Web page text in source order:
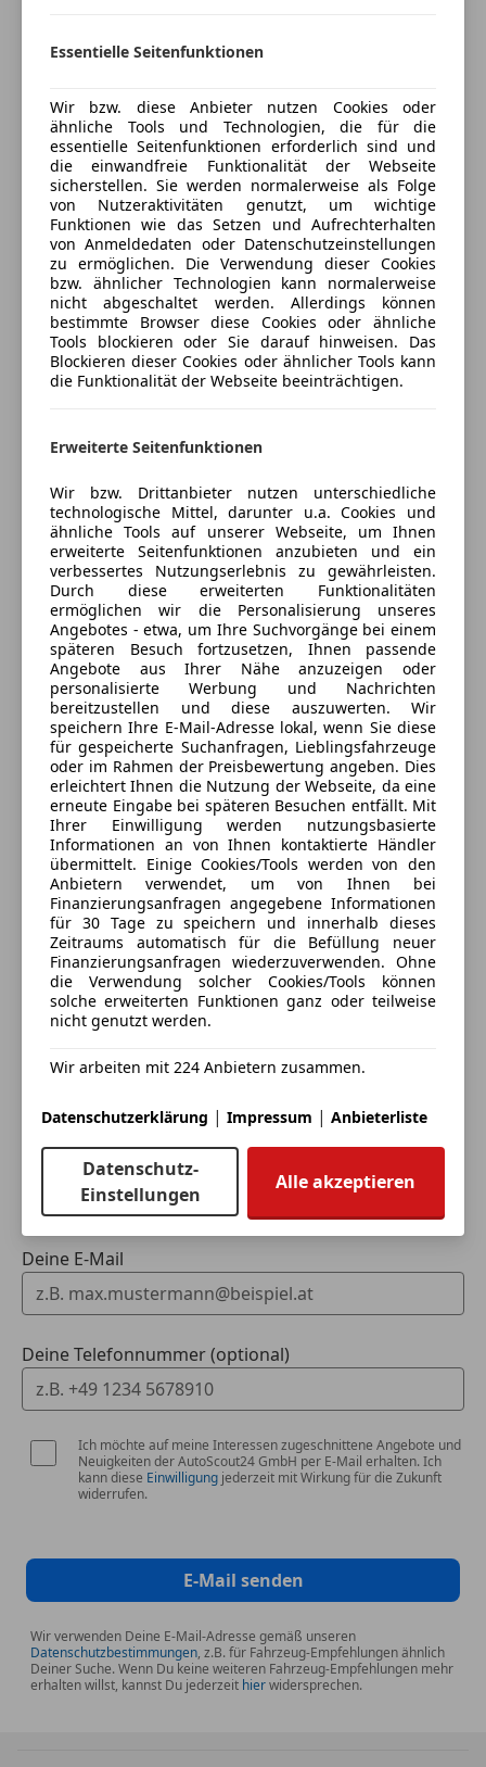
Freisprecheinrichtung
Radio
Soundsystem
USB
W-Lan / Wifi Hotspot
Sicherheit
ABS
Abstandswarner
Airbag hinten
Alarmanlage
Beifahrerairbag
Geschwindigkeits-begrenzungsanlage
Kopfairbag
LED-Scheinwerfer
LED-Tagfahrlicht
Müdigkeitswarnsystem
Nebelscheinwerfer
Notbremsassistent
Notrufsystem
Reifendruckkontrollsystem
Seitenairbag
Servolenkung
Spurhalteassistent
Verkehrszeichenerkennung
Zentralverriegelung
Zentralverriegelung mit Funkfernbedienung
Extras
Alufelgen (17")
Ambientebeleuchtung
Elektronische Parkbremse
Innenspiegel automatisch abblendend
Sommerreifen
Touchscreen
Preis: Verhandlungsbasis (VHB)
Privatverkauf – keine Gewährleistung oder Garantie.
Mehr anzeigen
Preisbewertung
Mehr anzeigen
Versicherung
Kfz-Versicherung
Versicherungsschutz an Ihre Bedürfnisse
anpassen
Auto einfach online versichern & Rabatt holen
Jetzt berechnen
Verkäufer Privat
5431 Kuchl, AT
Anbieter kontaktieren
Deine Nachricht
3 ähnliche Fahrzeuge gefunden
Fahrzeuge mich zu kontaktieren.
Dein Name
Deine E-Mail
Deine Telefonnummer (optional)
Ich möchte auf meine Interessen zugeschnittene Angebote und
Neuigkeiten der AutoScout24 GmbH per E-Mail erhalten. Ich
kann diese Einwilligung jederzeit mit Wirkung für die Zukunft
widerrufen.
E-Mail senden
Wir verwenden Deine E-Mail-Adresse gemäß unseren
Datenschutzbestimmungen, z.B. für Fahrzeug-Empfehlungen ähnlich
Deiner Suche. Wenn Du keine weiteren Fahrzeug-Empfehlungen mehr
erhalten willst, kannst Du jederzeit hierwidersprechen.
Essentielle Seitenfunktionen
Wir bzw. diese Anbieter nutzen Cookies oder
ähnliche Tools und Technologien, die für die
essentielle Seitenfunktionen erforderlich sind und
die einwandfreie Funktionalität der Webseite
sicherstellen. Sie werden normalerweise als Folge
von Nutzeraktivitäten genutzt, um wichtige
Funktionen wie das Setzen und Aufrechterhalten
von Anmeldedaten oder Datenschutzeinstellungen
zu ermöglichen. Die Verwendung dieser Cookies
bzw. ähnlicher Technologien kann normalerweise
nicht abgeschaltet werden. Allerdings können
bestimmte Browser diese Cookies oder ähnliche
Tools blockieren oder Sie darauf hinweisen. Das
Blockieren dieser Cookies oder ähnlicher Tools kann
die Funktionalität der Webseite beeinträchtigen.
Erweiterte Seitenfunktionen
Wir bzw. Drittanbieter nutzen unterschiedliche
technologische Mittel, darunter u.a. Cookies und
ähnliche Tools auf unserer Webseite, um Ihnen
erweiterte Seitenfunktionen anzubieten und ein
verbessertes Nutzungserlebnis zu gewährleisten.
Durch diese erweiterten Funktionalitäten
ermöglichen wir die Personalisierung unseres
Angebotes - etwa, um Ihre Suchvorgänge bei einem
späteren Besuch fortzusetzen, Ihnen passende
Angebote aus Ihrer Nähe anzuzeigen oder
personalisierte Werbung und Nachrichten
bereitzustellen und diese auszuwerten. Wir
speichern Ihre E-Mail-Adresse lokal, wenn Sie diese
für gespeicherte Suchanfragen, Lieblingsfahrzeuge
oder im Rahmen der Preisbewertung angeben. Dies
erleichtert Ihnen die Nutzung der Webseite, da eine
erneute Eingabe bei späteren Besuchen entfällt. Mit
Ihrer Einwilligung werden nutzungsbasierte
Informationen an von Ihnen kontaktierte Händler
übermittelt. Einige Cookies/Tools werden von den
Anbietern verwendet, um von Ihnen bei
Finanzierungsanfragen angegebene Informationen
für 30 Tage zu speichern und innerhalb dieses
Zeitraums automatisch für die Befüllung neuer
Finanzierungsanfragen wiederzuverwenden. Ohne
die Verwendung solcher Cookies/Tools können
solche erweiterten Funktionen ganz oder teilweise
nicht genutzt werden.
Wir arbeiten mit 224 Anbietern zusammen.
Datenschutzerklärung | Impressum | Anbieterliste
Datenschutz-
Einstellungen
Alle akzeptieren